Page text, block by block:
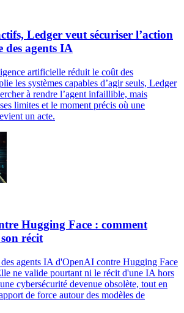
Ledger veut sécuriser l’action
des agents IA
artificielle réduit le coût des
les systèmes capables d’agir seuls, Ledger
à rendre l’agent infaillible, mais
limites et le moment précis où une
un acte.
Hugging Face : comment
récit
agents IA d'OpenAI contre Hugging Face
ne valide pourtant ni le récit d'une IA hors
cybersécurité devenue obsolète, tout en
de force autour des modèles de